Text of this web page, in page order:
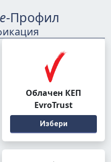
е-Профил
Облачен КЕП
EvroTrust
Избери